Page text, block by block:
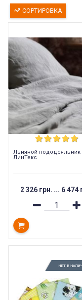
СОРТИРОВКА
Льняной пододеяльник
ЛинТекс
2 326 грн. ... 6 474
НЕТ В